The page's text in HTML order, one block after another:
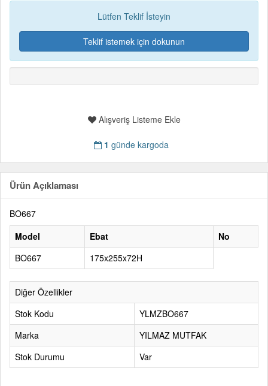
Lütfen Teklif İsteyin
Teklif istemek için dokunun
Alışveriş Listeme Ekle
1 günde kargoda
Ürün Açıklaması
BO667
Model
Ebat
No
BO667
175x255x72H
Diğer Özellikler
Stok Kodu
YLMZBO667
Marka
YILMAZ MUTFAK
Stok Durumu
Var